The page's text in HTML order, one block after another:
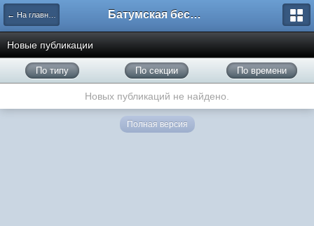
← На главную Батумская беседка
Новые публикации
По типу По секции По времени
Новых публикаций не найдено.
Полная версия